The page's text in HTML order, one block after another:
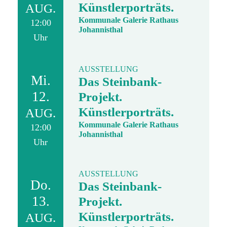
AUG.
12:00
Uhr
Künstlerporträts.
Kommunale Galerie Rathaus
Johannisthal
Mi.
12.
AUG.
12:00
Uhr
AUSSTELLUNG
Das Steinbank-
Projekt.
Künstlerporträts.
Kommunale Galerie Rathaus
Johannisthal
Do.
13.
AUG.
AUSSTELLUNG
Das Steinbank-
Projekt.
Künstlerporträts.